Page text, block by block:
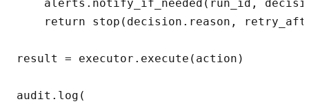
alerts.notify_if_needed(run_id,
return stop(decision.reason,
result = executor.execute(action)
audit.log(